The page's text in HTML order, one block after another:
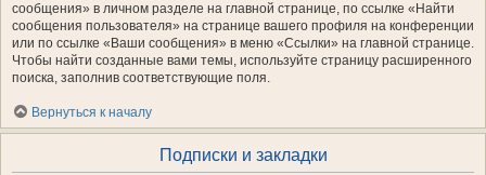
сообщения» в личном разделе на главной странице, по ссылке «Найти
сообщения пользователя» на странице вашего профиля на конференции
или по ссылке «Ваши сообщения» в меню «Ссылки» на главной странице.
Чтобы найти созданные вами темы, используйте страницу расширенного
поиска, заполнив соответствующие поля.
Вернуться к началу
Подписки и закладки